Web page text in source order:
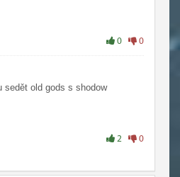
0 0
sedět old gods s shodow
2 0